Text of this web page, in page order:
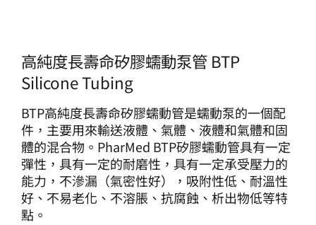
高純度長壽命矽膠蠕動泵管 BTP
Silicone Tubing
BTP高純度長壽命矽膠蠕動管是蠕動泵的一個配
件，主要用來輸送液體、氣體、液體和氣體和固
體的混合物。PharMed BTP矽膠蠕動管具有一定
彈性，具有一定的耐磨性，具有一定承受壓力的
能力，不滲漏（氣密性好），吸附性低、耐溫性
好、不易老化、不溶脹、抗腐蝕、析出物低等特
點。